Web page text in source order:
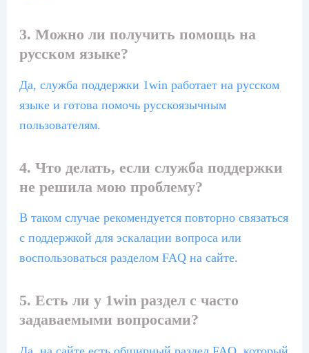
3. Можно ли получить помощь на
русском языке?
Да, служба поддержки 1win работает на русском
языке и готова помочь русскоязычным
пользователям.
4. Что делать, если служба поддержки
не решила мою проблему?
В таком случае рекомендуется повторно связаться
с поддержкой для эскалации вопроса или
воспользоваться разделом FAQ на сайте.
5. Есть ли у 1win раздел с часто
задаваемыми вопросами?